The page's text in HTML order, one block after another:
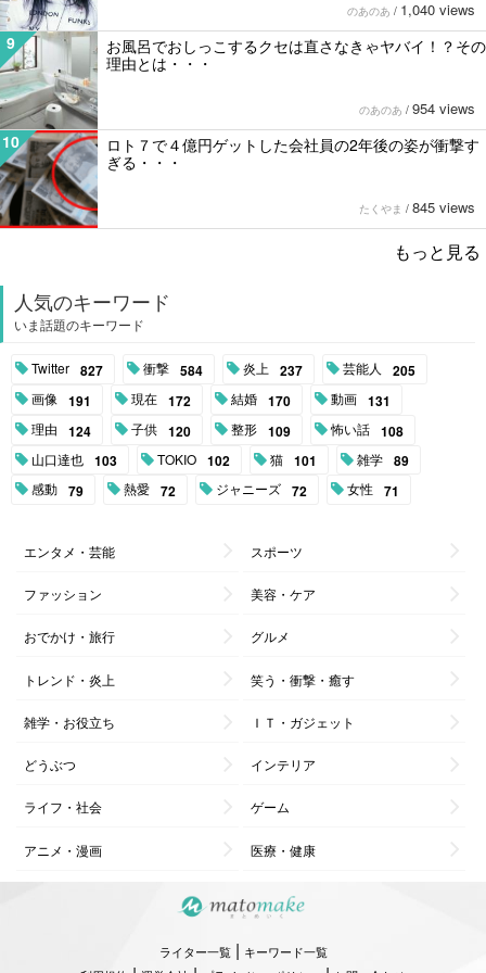
のあのあ / 1,040 views
9
お風呂でおしっこするクセは直さなきゃヤバイ！？その
理由とは・・・
のあのあ / 954 views
10
ロト７で４億円ゲットした会社員の2年後の姿が衝撃す
ぎる・・・
たくやま / 845 views
もっと見る
人気のキーワード
いま話題のキーワード
Twitter 827 衝撃 584 炎上 237 芸能人 205
画像 191 現在 172 結婚 170 動画 131
理由 124 子供 120 整形 109 怖い話 108
山口達也 103 TOKIO 102 猫 101 雑学 89
感動 79 熱愛 72 ジャニーズ 72 女性 71
エンタメ・芸能 スポーツ
ファッション 美容・ケア
おでかけ・旅行 グルメ
トレンド・炎上 笑う・衝撃・癒す
雑学・お役立ち ＩＴ・ガジェット
どうぶつ インテリア
ライフ・社会 ゲーム
アニメ・漫画 医療・健康
ライター一覧| キーワード一覧